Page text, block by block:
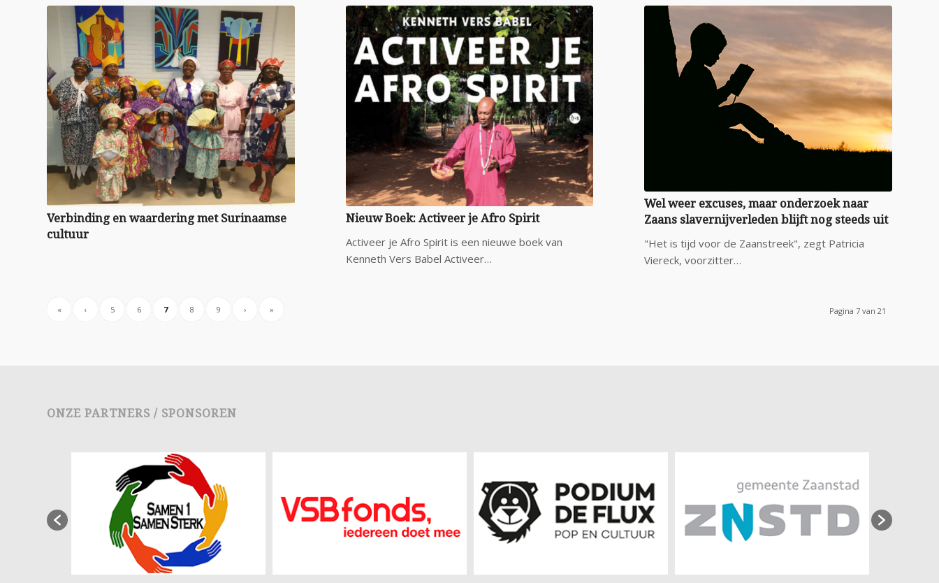
Verbinding en waardering met Surinaamse
cultuur
Nieuw Boek: Activeer je Afro Spirit
Activeer je Afro Spirit is een nieuwe boek van
Kenneth Vers Babel Activeer…
Wel weer excuses, maar onderzoek naar
Zaans slavernijverleden blijft nog steeds uit
"Het is tijd voor de Zaanstreek", zegt Patricia
Viereck, voorzitter…
Pagina 7 van 21
« ‹ 5 6 7 8 9 › »
ONZE PARTNERS / SPONSOREN